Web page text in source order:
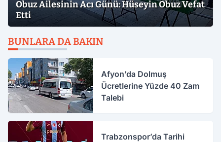
Obuz Ailesinin Acı Günü: Hüseyin Obuz Vefat
Etti
BUNLARA DA BAKIN
Afyon’da Dolmuş
Ücretlerine Yüzde 40 Zam
Talebi
Trabzonspor’da Tarihi